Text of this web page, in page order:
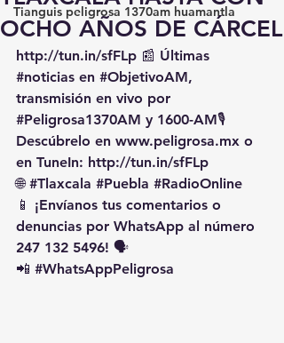
Tianguis peligrosa 1370am huamantla
OCHO AÑOS DE CÁRCEL
http://tun.in/sfFLp 📰 Últimas
#noticias en #ObjetivoAM,
transmisión en vivo por
#Peligrosa1370AM y 1600-AM🎙️
Descúbrelo en www.peligrosa.mx o
en TuneIn: http://tun.in/sfFLp
🌐 #Tlaxcala #Puebla #RadioOnline
📱 ¡Envíanos tus comentarios o
denuncias por WhatsApp al número
247 132 5496! 🗣️
📲 #WhatsAppPeligrosa